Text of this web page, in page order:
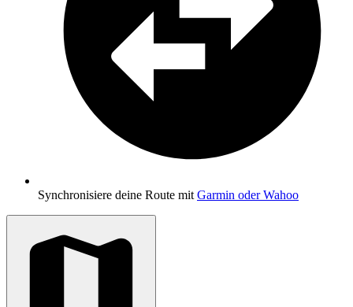
Synchronisiere deine Route mit Garmin oder Wahoo